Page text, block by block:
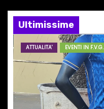
n
e
a
t
Ultimissime
ATTUALITA' EVENTI IN F.V.G.